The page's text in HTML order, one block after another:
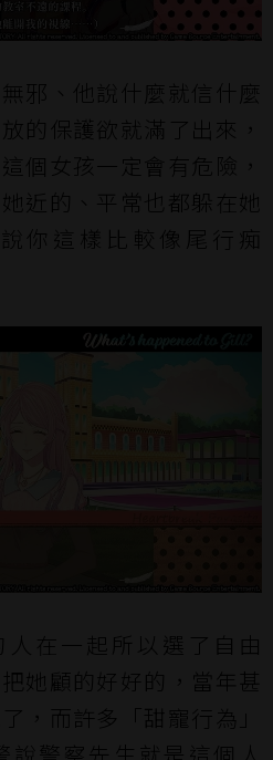
邪、他說什麼就信什麼
的保護欲就滿了出來，
個女孩一定會有危險，
近的、平常也都躲在她
你這樣比較像尾行痴
在一起所以選了自由
她顧的好好的，當年甚
，而許多「甜寵行為」
說警察先生就是這個人